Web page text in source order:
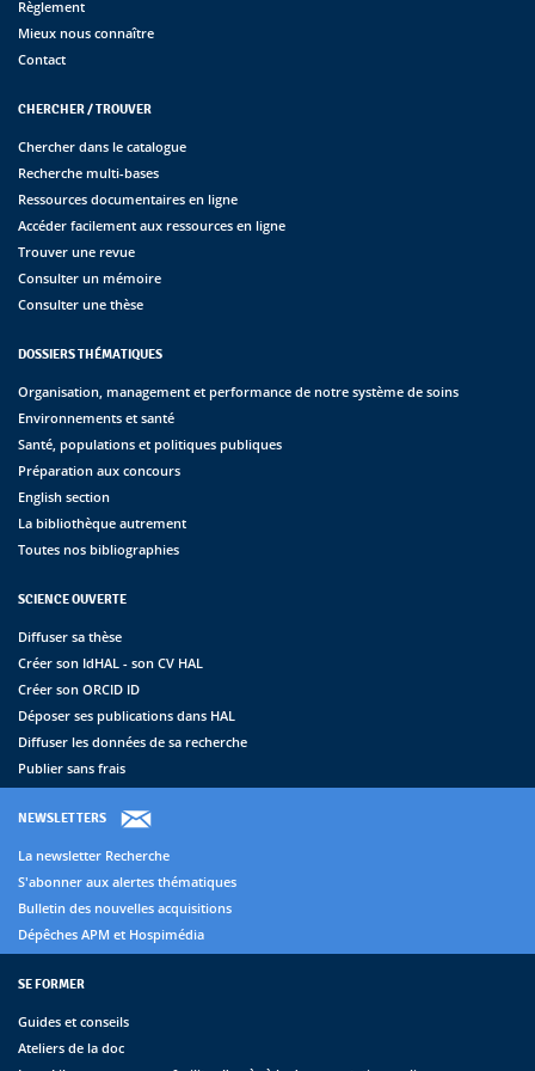
Règlement
Mieux nous connaître
Contact
CHERCHER / TROUVER
Chercher dans le catalogue
Recherche multi-bases
Ressources documentaires en ligne
Accéder facilement aux ressources en ligne
Trouver une revue
Consulter un mémoire
Consulter une thèse
DOSSIERS THÉMATIQUES
Organisation, management et performance de notre système de soins
Environnements et santé
Santé, populations et politiques publiques
Préparation aux concours
English section
La bibliothèque autrement
Toutes nos bibliographies
SCIENCE OUVERTE
Diffuser sa thèse
Créer son IdHAL - son CV HAL
Créer son ORCID ID
Déposer ses publications dans HAL
Diffuser les données de sa recherche
Publier sans frais
NEWSLETTERS
La newsletter Recherche
S'abonner aux alertes thématiques
Bulletin des nouvelles acquisitions
Dépêches APM et Hospimédia
SE FORMER
Guides et conseils
Ateliers de la doc